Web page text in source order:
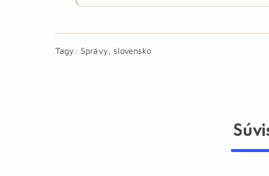
Tagy: Správy, slovensko